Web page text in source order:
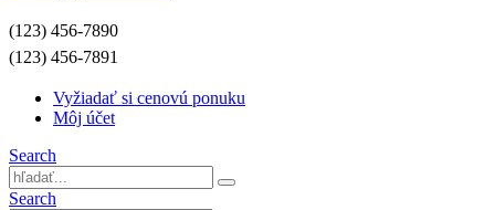
(123) 456-7890
(123) 456-7891
Vyžiadať si cenovú ponuku
Môj účet
Search
Search